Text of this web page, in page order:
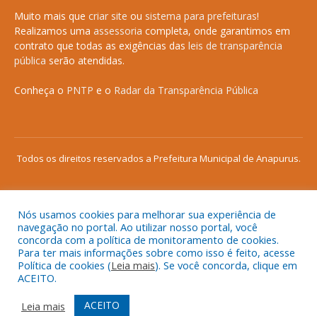
Muito mais que criar site ou sistema para prefeituras!
Realizamos uma assessoria completa, onde garantimos em
contrato que todas as exigências das leis de transparência
pública serão atendidas.
Conheça o PNTP e o Radar da Transparência Pública
Todos os direitos reservados a Prefeitura Municipal de Anapurus.
Mapa do Site
Acessar Área Administrativa
Acessar o Webmail
Nós usamos cookies para melhorar sua experiência de
navegação no portal. Ao utilizar nosso portal, você
concorda com a política de monitoramento de cookies.
Para ter mais informações sobre como isso é feito, acesse
Política de cookies (Leia mais). Se você concorda, clique em
ACEITO.
Leia mais
ACEITO